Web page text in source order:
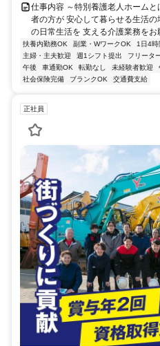
仕事内容 ～特別養護老人ホーム
者の方が 安心して暮らせる生活
の日常生活を 支える介護業務をお
扶養内勤務OK 副業・WワークOK 1日4時
主婦・主夫歓迎
週1シフト提出 フリータ
午後
車通勤OK 転勤なし 未経験者歓迎
社会保険完備
ブランクOK 交通費支給
正社員